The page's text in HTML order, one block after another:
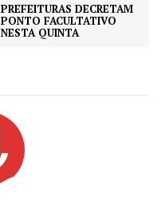
PREFEITURAS DECRETAM
PONTO FACULTATIVO
NESTA QUINTA